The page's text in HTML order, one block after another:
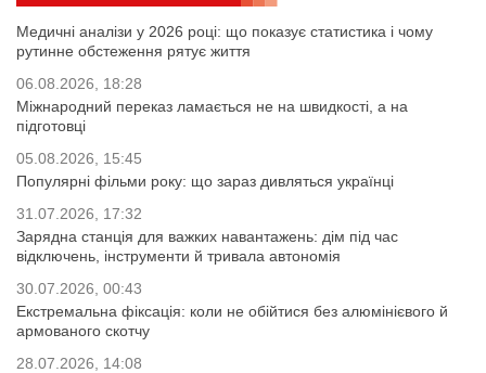
Медичні аналізи у 2026 році: що показує статистика і чому
рутинне обстеження рятує життя
06.08.2026, 18:28
Міжнародний переказ ламається не на швидкості, а на
підготовці
05.08.2026, 15:45
Популярні фільми року: що зараз дивляться українці
31.07.2026, 17:32
Зарядна станція для важких навантажень: дім під час
відключень, інструменти й тривала автономія
30.07.2026, 00:43
Екстремальна фіксація: коли не обійтися без алюмінієвого й
армованого скотчу
28.07.2026, 14:08